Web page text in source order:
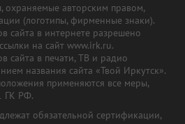
охраняемые авторским правом,
(логотипы, фирменные знаки).
сайта в интернете разрешено
на сайт www.irk.ru.
сайта в печати, ТВ и радио
названия сайта «Твой Иркутск».
применяются все меры,
ГК РФ.
обязательной сертификации,